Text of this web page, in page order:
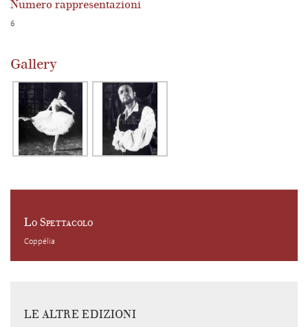
Numero rappresentazioni
6
Gallery
Lo Spettacolo
Coppélia
LE ALTRE EDIZIONI